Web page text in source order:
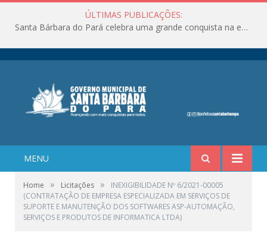
ÚLTIMAS PUBLICAÇÕES:
Santa Bárbara do Pará celebra uma grande conquista na educação!
MENU
Home » Licitações »
INEXIGIBILIDADE Nº 6/2021-00005
(CONTRATAÇÃO DE EMPRESA ESPECIALIZADA EM SERVIÇOS DE
SUPORTE E MANUTENÇÃO DOS SOFTWARES ASP-AUTOMAÇÃO,
SERVIÇOS E PRODUTOS DE INFORMATICA LTDA)